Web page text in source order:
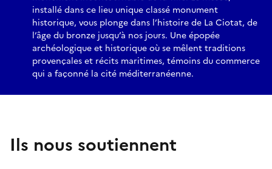
installé dans ce lieu unique classé monument
historique, vous plonge dans l’histoire de La Ciotat, de
l’âge du bronze jusqu’à nos jours. Une épopée
archéologique et historique où se mêlent traditions
provençales et récits maritimes, témoins du commerce
qui a façonné la cité méditerranéenne.
Ils nous soutiennent